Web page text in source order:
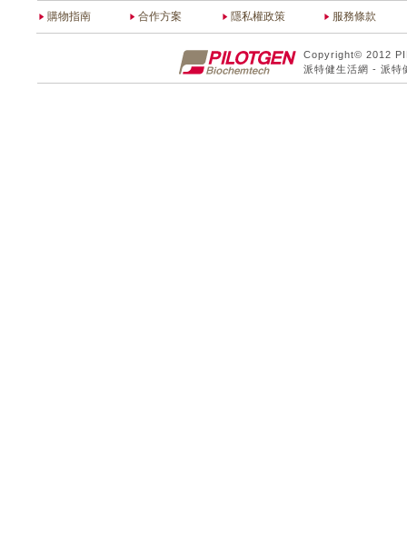
購物指南 合作方案 隱私權政策 服務條款
Copyright© 2012
派特健生活網 - 派